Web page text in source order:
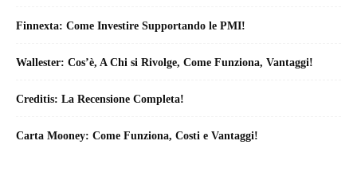
Finnexta: Come Investire Supportando le PMI!
Wallester: Cos’è, A Chi si Rivolge, Come Funziona, Vantaggi!
Creditis: La Recensione Completa!
Carta Mooney: Come Funziona, Costi e Vantaggi!